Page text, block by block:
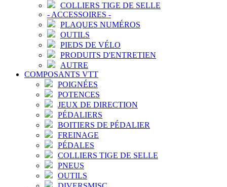
COLLIERS TIGE DE SELLE
- ACCESSOIRES -
PLAQUES NUMÉROS
OUTILS
PIEDS DE VÉLO
PRODUITS D'ENTRETIEN
AUTRE
COMPOSANTS VTT
POIGNÉES
POTENCES
JEUX DE DIRECTION
PÉDALIERS
BOITIERS DE PÉDALIER
FREINAGE
PÉDALES
COLLIERS TIGE DE SELLE
PNEUS
OUTILS